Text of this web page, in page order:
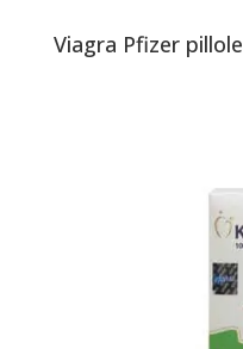
Viagra Pfizer pillole